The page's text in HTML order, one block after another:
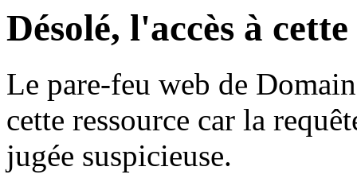
Désolé, l'accès à
Le pare-feu web de
cette ressource car la
jugée suspicieuse.